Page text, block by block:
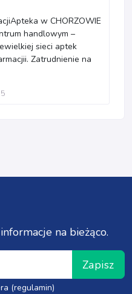
w CHORZOWIE
handlowym –
sieci aptek
Zatrudnienie na
na bieżąco.
Zapisz
(regulamin)